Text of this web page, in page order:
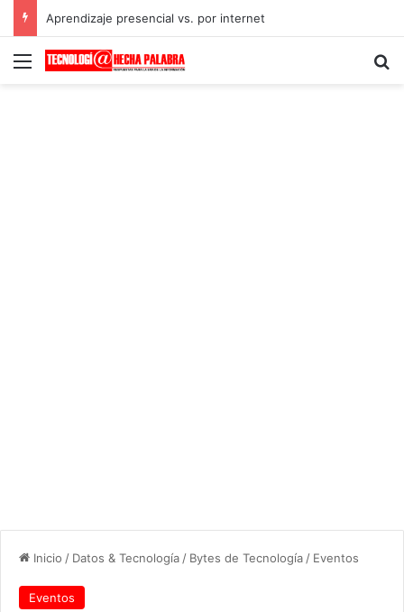
Aprendizaje presencial vs. por internet
Menú
Inicio / Datos & Tecnología / Bytes de Tecnología / Eventos
Eventos